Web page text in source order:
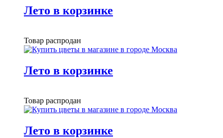
Лето в корзинке
Товар распродан
Лето в корзинке
Товар распродан
Лето в корзинке